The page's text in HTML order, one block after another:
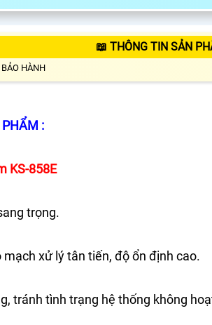
📖 THÔNG TIN SẢN
HÀNH
PHẨM :
KS-858E
trọng.
xử lý tân tiến, độ ổn định cao.
tránh tình trạng hệ thống không